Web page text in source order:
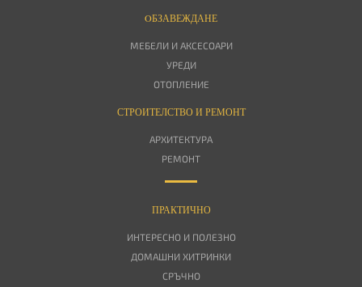
OБЗАВЕЖДАНЕ
МЕБЕЛИ И АКСЕСОАРИ
УРЕДИ
ОТОПЛЕНИЕ
СТРОИТЕЛСТВО И РЕМОНТ
АРХИТЕКТУРА
РЕМОНТ
ПРАКТИЧНО
ИНТЕРЕСНО И ПОЛЕЗНО
ДОМАШНИ ХИТРИНКИ
СРЪЧНО